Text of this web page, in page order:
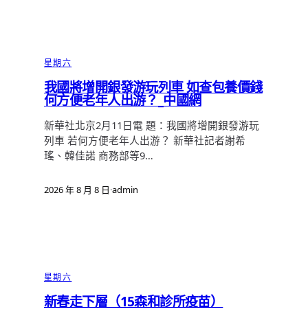
星期六
我國將增開銀發游玩列車 如查包養價錢
何方便老年人出游？_中國網
新華社北京2月11日電 題：我國將增開銀發游玩
列車 若何方便老年人出游？ 新華社記者謝希
瑤、韓佳諾 商務部等9…
2026 年 8 月 8 日·admin
星期六
新春走下層（15森和診所疫苗）